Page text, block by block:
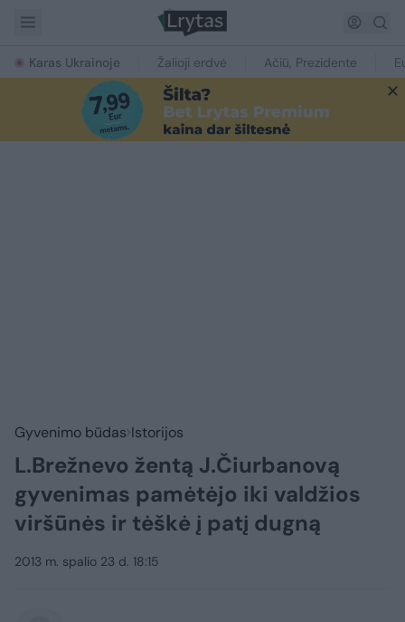
Karas Ukrainoje Žalioji erdvė Ačiū, Prezidente
Gyvenimo būdas Istorijos
L.Brežnevo žentą J.Čiurbanovą
gyvenimas pamėtėjo iki valdžios
viršūnės ir tėškė į patį dugną
2013 m. spalio 23 d. 18:15